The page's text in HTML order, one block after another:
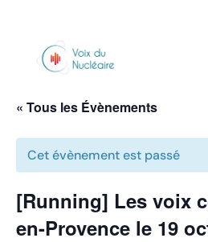
« Tous les Évènements
Cet évènement est passé
[Running] Les voix
en-Provence le 19